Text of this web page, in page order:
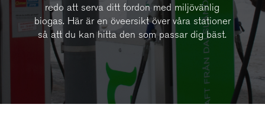
redo att serva ditt fordon med miljövänlig
biogas. Här är en öveersikt över våra stationer
så att du kan hitta den som passar dig bäst.